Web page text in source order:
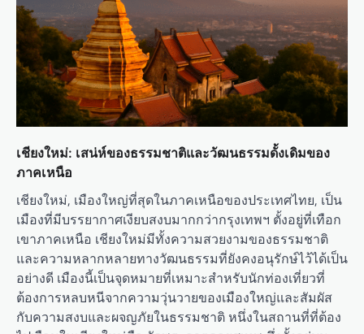
t
i
o
n
เชียงใหม่: เสน่ห์ของธรรมชาติและวัฒนธรรมดั้งเดิมของ
ภาคเหนือ
เชียงใหม่, เมืองใหญ่ที่สุดในภาคเหนือของประเทศไทย, เป็น
เมืองที่มีบรรยากาศเงียบสงบมากกว่ากรุงเทพฯ ตั้งอยู่ที่เทือก
เขาภาคเหนือ เชียงใหม่มีทั้งความสวยงามของธรรมชาติ
และความหลากหลายทางวัฒนธรรมที่ยังคงอนุรักษ์ไว้ได้เป็น
อย่างดี เมืองนี้เป็นจุดหมายที่เหมาะสำหรับนักท่องเที่ยวที่
ต้องการหลบหนีจากความวุ่นวายของเมืองใหญ่และสัมผัส
กับความสงบและผจญภัยในธรรมชาติ หนึ่งในสถานที่ที่ต้อง